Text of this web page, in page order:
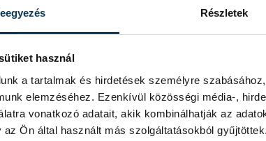
Részletek
használ
a tartalmak és hirdetések személyre
elemzéséhez. Ezenkívül közösségi média-,
vonatkozó adatait, akik kombinálhatják az
Ön által használt más szolgáltatásokból gyűjtöttek.
mindennel, ami
kilónyi fényfüzért:
óriási teherautók, sőt néha